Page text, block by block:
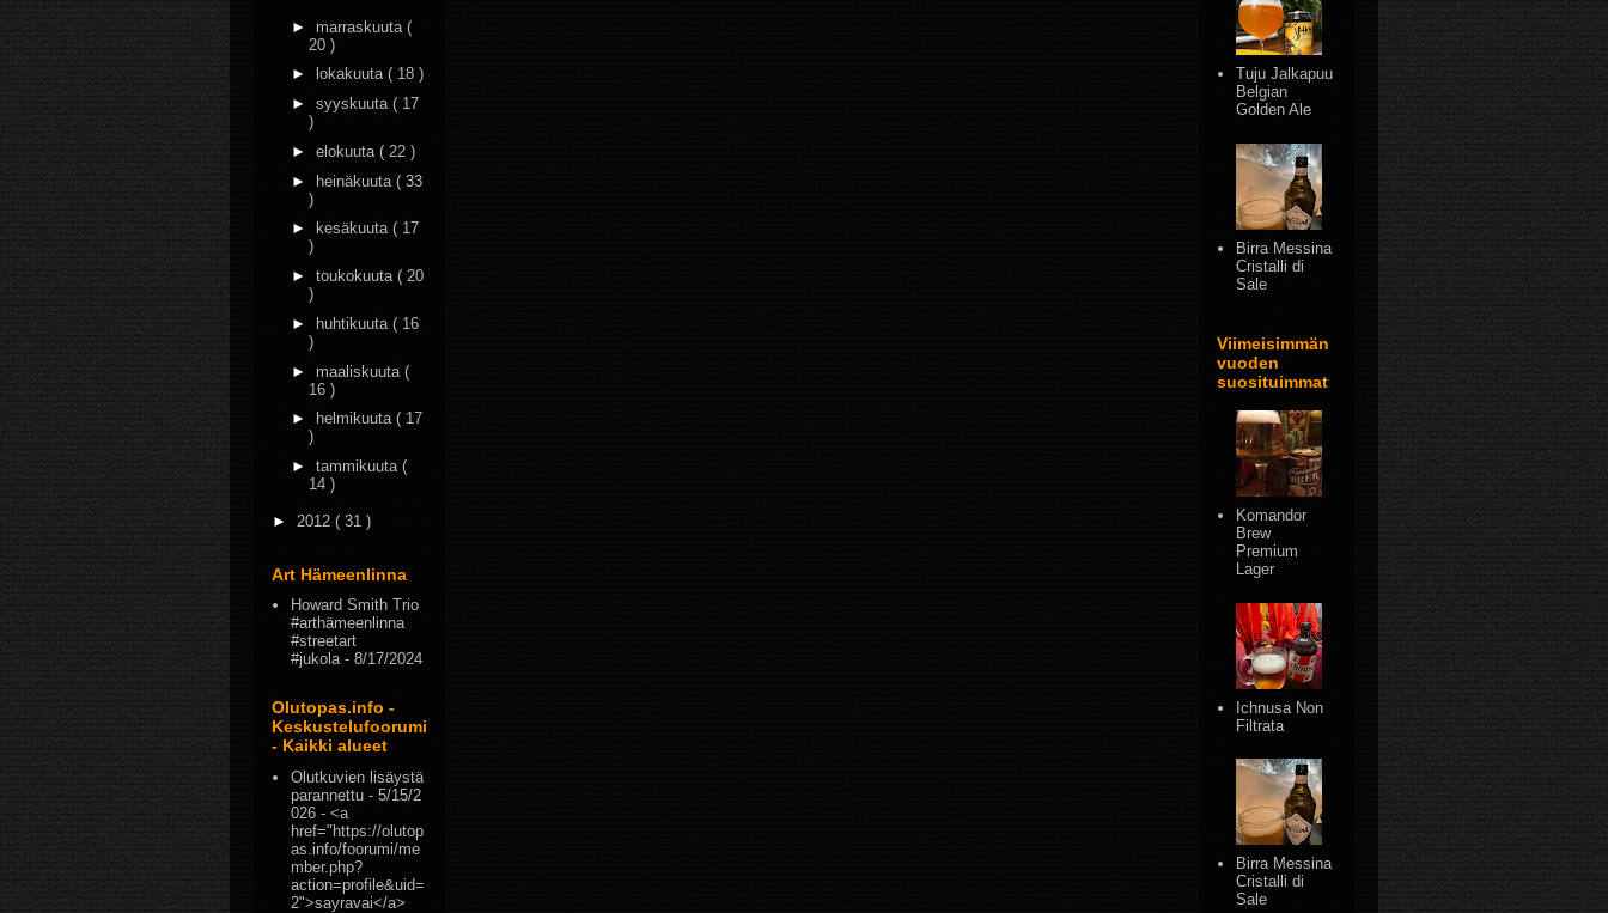
► marraskuuta (
20 )
►
lokakuuta ( 18 )
► syyskuuta ( 17
)
► elokuuta ( 22 )
► heinäkuuta ( 33
)
►
kesäkuuta ( 17
)
► toukokuuta ( 20
)
►
huhtikuuta ( 16
)
► maaliskuuta (
16 )
►
helmikuuta ( 17
)
► tammikuuta (
14 )
► 2012 ( 31 )
Art Hämeenlinna
Howard Smith Trio
#arthämeenlinna
#streetart
#jukola- 8/17/2024
Olutopas.info -
Keskustelufoorumi
- Kaikki alueet
Olutkuvien lisäystä
parannettu - 5/15/2
026 - <a
href="https://olutop
as.info/foorumi/me
mber.php?
action=profile&uid=
2">sayravai</a>
Tuju Jalkapuu
Belgian
Golden Ale
Birra Messina
Cristalli di
Sale
Viimeisimmän
vuoden
suosituimmat
Komandor
Brew
Premium
Lager
Ichnusa Non
Filtrata
Birra Messina
Cristalli di
Sale